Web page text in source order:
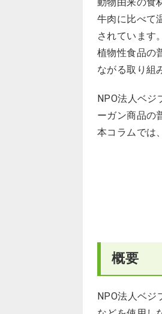
牛肉に比べて
されています。
植物性食品の
ながる取り組
NPO法人ベジ
ーガン商品の
本コラムでは
概要
NPO法人ベジ